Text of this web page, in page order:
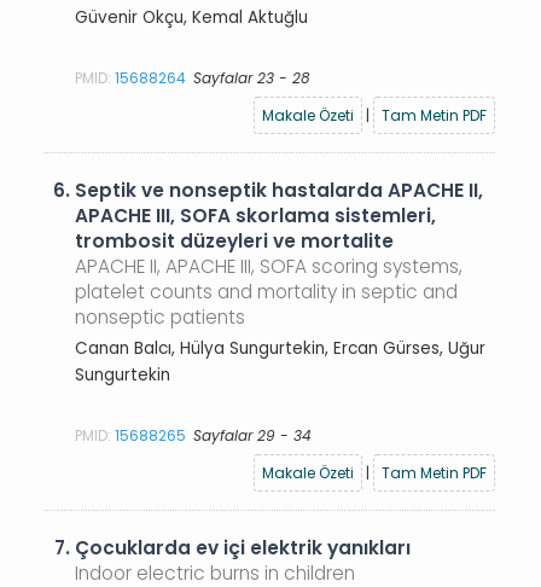
Güvenir Okçu, Kemal Aktuğlu
PMID:15688264 Sayfalar 23 - 28
Makale Özeti
| Tam Metin PDF
6. Septik ve nonseptik hastalarda APACHE II,
APACHE III, SOFA skorlama sistemleri,
trombosit düzeyleri ve mortalite
APACHE II, APACHE III, SOFA scoring systems,
platelet counts and mortality in septic and
nonseptic patients
Canan Balcı, Hülya Sungurtekin, Ercan Gürses, Uğur
Sungurtekin
PMID:15688265 Sayfalar 29 - 34
Makale Özeti
| Tam Metin PDF
7. Çocuklarda ev içi elektrik yanıkları
Indoor electric burns in children